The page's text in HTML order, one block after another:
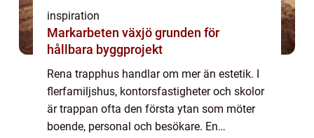
inspiration
Markarbeten växjö grunden för
hållbara byggprojekt
Rena trapphus handlar om mer än estetik. I
flerfamiljshus, kontorsfastigheter och skolor
är trappan ofta den första ytan som möter
boende, personal och besökare. En